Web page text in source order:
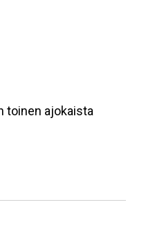
toinen ajokaista